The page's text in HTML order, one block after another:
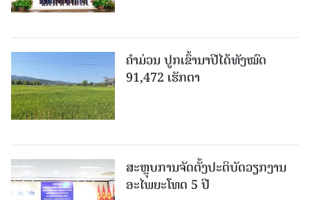
ຄໍາມ່ວນ ປູກເຂົ້ານາປີໄດ້ທັງໝົດ
91,472 ເຮັກຕາ
ສະຫຼຸບການຈັດຕັ້ງປະຕິບັດວຽກງານ
ອະໄພຍະໂທດ 5 ປີ